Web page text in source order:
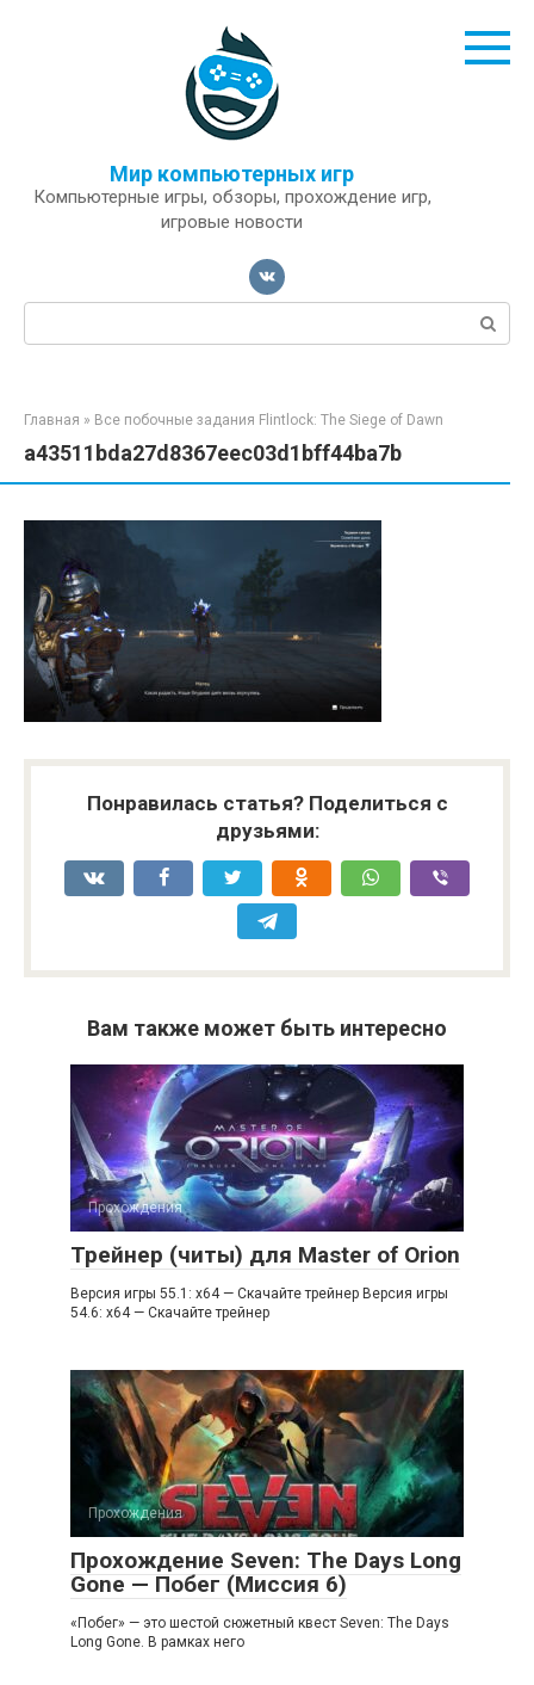
Мир компьютерных игр
Компьютерные игры, обзоры, прохождение игр,
игровые новости
Поиск:
Главная » Все побочные задания Flintlock: The Siege of Dawn
a43511bda27d8367eec03d1bff44ba7b
Понравилась статья? Поделиться с
друзьями:
Вам также может быть интересно
Прохождения
Трейнер (читы) для Master of Orion
Версия игры 55.1: x64 — Скачайте трейнер Версия игры
54.6: x64 — Скачайте трейнер
Прохождения
Прохождение Seven: The Days Long
Gone — Побег (Миссия 6)
«Побег» — это шестой сюжетный квест Seven: The Days
Long Gone. В рамках него